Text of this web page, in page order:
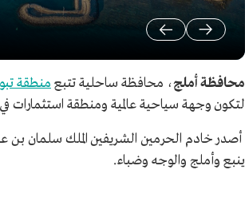
محافظة أملج، محافظة ساحلية تتبع منطقة
لتكون وجهة سياحية عالمية ومنطقة استثمارات في المملكة، تضم
ينبع وأملج والوجه وضباء.